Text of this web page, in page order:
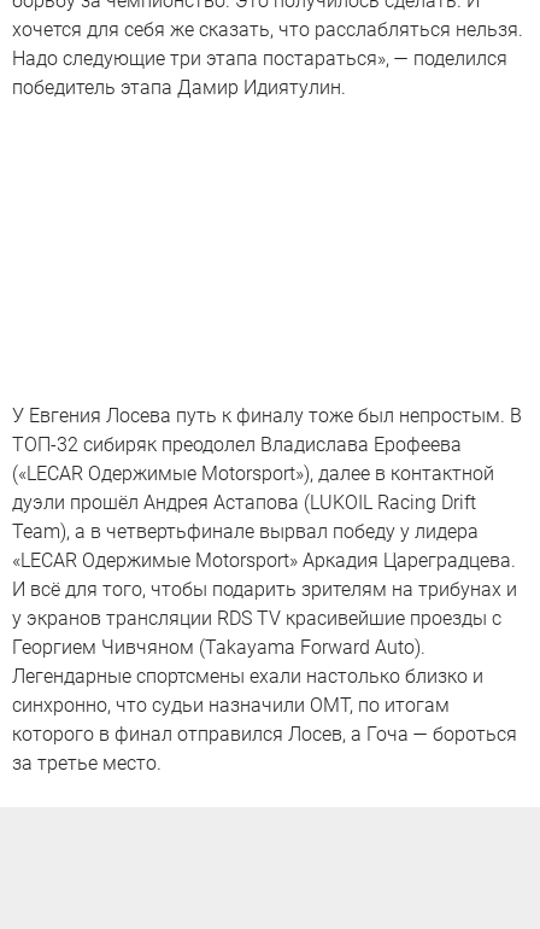
хочется для себя же сказать, что расслабляться нельзя.
Надо следующие три этапа постараться», — поделился
победитель этапа Дамир Идиятулин.
У Евгения Лосева путь к финалу тоже был непростым. В
ТОП-32 сибиряк преодолел Владислава Ерофеева
(«LECAR Одержимые Motorsport»), далее в контактной
дуэли прошёл Андрея Астапова (LUKOIL Racing Drift
Team), а в четвертьфинале вырвал победу у лидера
«LECAR Одержимые Motorsport» Аркадия Цареградцева.
И всё для того, чтобы подарить зрителям на трибунах и
у экранов трансляции RDS TV красивейшие проезды с
Георгием Чивчяном (Takayama Forward Auto).
Легендарные спортсмены ехали настолько близко и
синхронно, что судьи назначили ОМТ, по итогам
которого в финал отправился Лосев, а Гоча — бороться
за третье место.